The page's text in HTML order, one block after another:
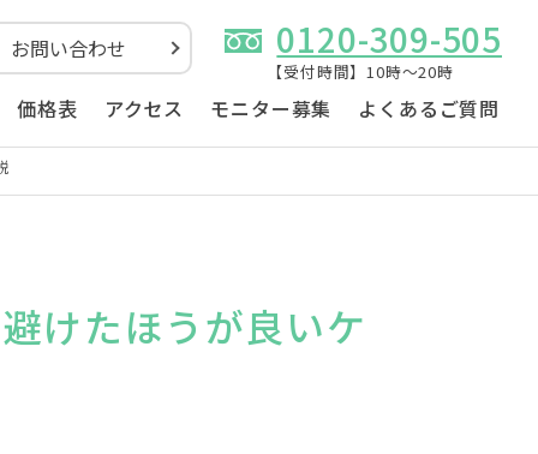
お問い合わせ 0120-309-505
【受付時間】10時～20時
価格表 アクセス モニター募集 よくあるご質問
けたほうが良いケ